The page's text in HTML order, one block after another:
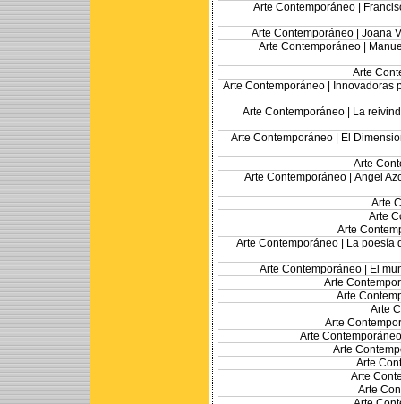
Arte Contemporáneo |
Arte Contemporáneo | Joana
Arte Contemporáneo |
Arte
Arte Contemporáneo |
Innovadoras
Arte Contemporáneo | La
Arte Contemporáneo | El
Arte
Arte Contemporáneo | Angel
Arte
Arte
Arte
Arte Contemporáneo |
La poesía
Arte Contemporáneo |
El
Arte
Arte
Arte
Arte
Arte
Arte
Arte
Arte
Arte